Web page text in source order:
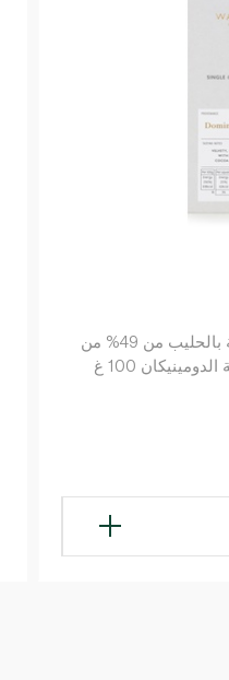
ويتروز نمبر وان لوح شوكولاتة بالحليب من 49% من
100 غ